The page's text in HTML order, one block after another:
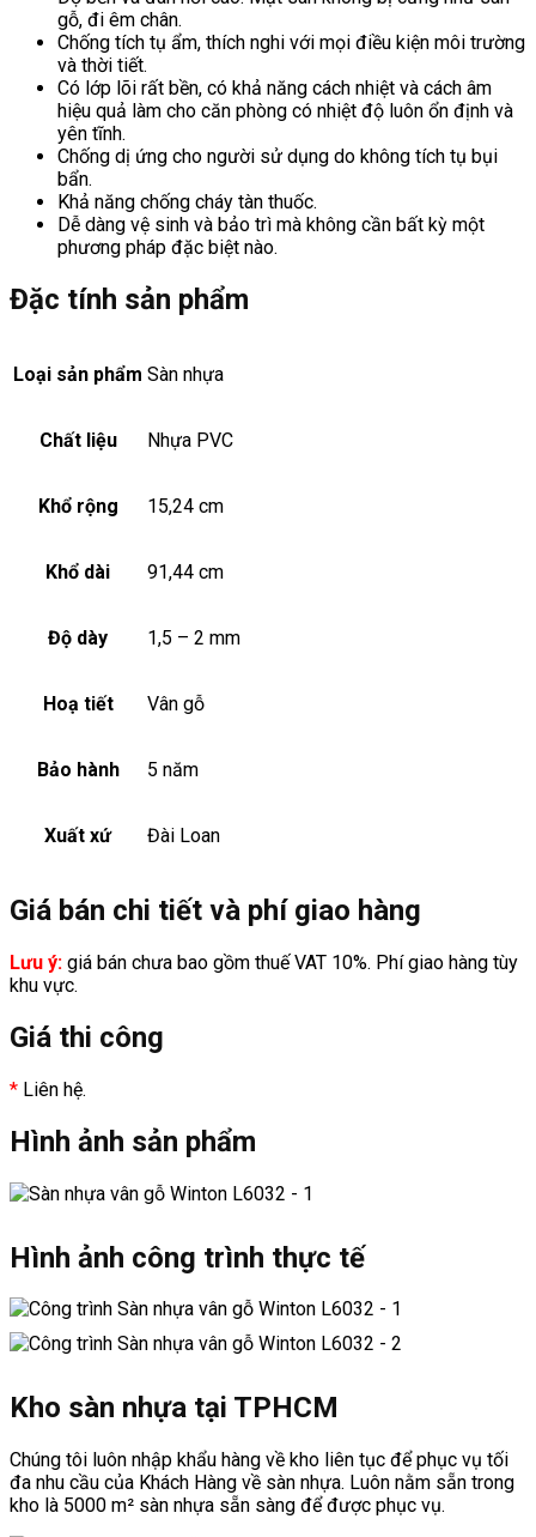
gỗ, đi êm chân.
Chống tích tụ ẩm, thích nghi với mọi điều kiện môi trường
và thời tiết.
Có lớp lõi rất bền, có khả năng cách nhiệt và cách âm
hiệu quả làm cho căn phòng có nhiệt độ luôn ổn định và
yên tĩnh.
Chống dị ứng cho người sử dụng do không tích tụ bụi
bẩn.
Khả năng chống cháy tàn thuốc.
Dễ dàng vệ sinh và bảo trì mà không cần bất kỳ một
phương pháp đặc biệt nào.
Đặc tính sản phẩm
Loại sản phẩm Sàn nhựa
Chất liệu Nhựa PVC
Khổ rộng 15,24 cm
Khổ dài 91,44 cm
Độ dày 1,5 – 2 mm
Hoạ tiết Vân gỗ
Bảo hành 5 năm
Xuất xứ Đài Loan
Giá bán chi tiết và phí giao hàng
Lưu ý: giá bán chưa bao gồm thuế VAT 10%. Phí giao hàng tùy
khu vực.
Giá thi công
* Liên hệ.
Hình ảnh sản phẩm
Hình ảnh công trình thực tế
Kho sàn nhựa tại TPHCM
Chúng tôi luôn nhập khẩu hàng về kho liên tục để phục vụ tối
đa nhu cầu của Khách Hàng về sàn nhựa. Luôn nằm sẵn trong
kho là 5000 m² sàn nhựa sẵn sàng để được phục vụ.